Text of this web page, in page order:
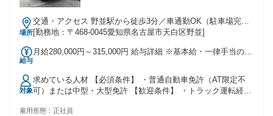
場所
交通・アクセス 野並駅から徒歩3分／車通勤OK（駐車場完
備） ◎駅チカ
[勤務地：〒468-0045愛知県名古屋市天白区野並]
給与
月給280,000円～315,000円 給与詳細 ※基本給・一律手当の総
し 【一律手当】 全員に一律で支払われる通勤・皆勤・家族手
当金額：なし 全員に一律で支払われるその他手当金額：あり
1ヶ月あたり5万7200円 〜 5万8800円 月給：28万円～31万
5000円 （一律職務手当：5万7200円～5万8800円含む） 【そ
対象
求めている人材 【必須条件】 ・普通自動車免許（AT限定不
可）または中型・大型免許 【歓迎条件】 ・トラック運転経験
【こんな方にピッタリ】 ・帰宅時間が読める仕事に切り替え
雇用形態： 正社員